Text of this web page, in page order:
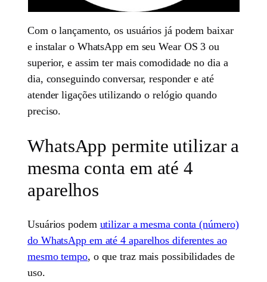
Com o lançamento, os usuários já podem baixar
e instalar o WhatsApp em seu Wear OS 3 ou
superior, e assim ter mais comodidade no dia a
dia, conseguindo conversar, responder e até
atender ligações utilizando o relógio quando
preciso.
WhatsApp permite utilizar a
mesma conta em até 4
aparelhos
Usuários podem utilizar a mesma conta (número)
do WhatsApp em até 4 aparelhos diferentes ao
mesmo tempo, o que traz mais possibilidades de
uso.